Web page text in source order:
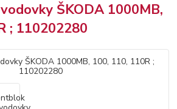
ŠKODA 1000MB,
; 110202280